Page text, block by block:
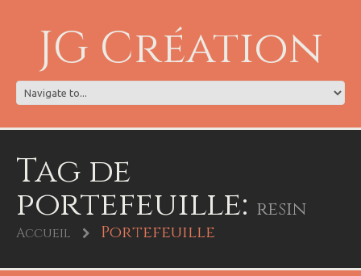
JG Création
Tag de
portefeuille: resin
Accueil Portefeuille